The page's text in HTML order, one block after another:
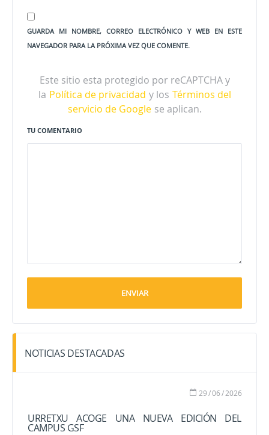
GUARDA MI NOMBRE, CORREO ELECTRÓNICO Y WEB EN ESTE
NAVEGADOR PARA LA PRÓXIMA VEZ QUE COMENTE.
Este sitio esta protegido por reCAPTCHA y
la Política de privacidad y los Términos del
servicio de Google se aplican.
TU COMENTARIO
NOTICIAS DESTACADAS
29/06/2026
URRETXU ACOGE UNA NUEVA EDICIÓN DEL
CAMPUS GSF